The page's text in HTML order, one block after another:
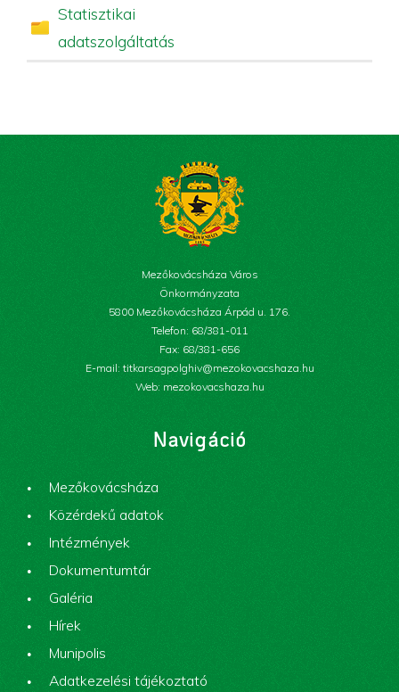
Statisztikai
adatszolgáltatás
Mezőkovácsháza Város
Önkormányzata
5800 Mezőkovácsháza Árpád u. 176.
Telefon: 68/381-011
Fax: 68/381-656
E-mail: titkarsagpolghiv@mezokovacshaza.hu
Web: mezokovacshaza.hu
Navigáció
Mezőkovácsháza
Közérdekű adatok
Intézmények
Dokumentumtár
Galéria
Hírek
Munipolis
Adatkezelési tájékoztató